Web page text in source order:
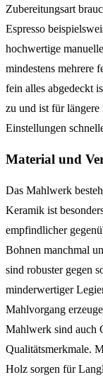
Zubereitungsart
Espresso
hochwertige
mindestens mehrere
fein alles abgedeckt
zu und ist für
Einstellungen
Material und
Das Mahlwerk
Keramik ist
empfindlicher
Bohnen manchmal
sind robuster gegen
minderwertiger
Mahlvorgang
Mahlwerk sind auch
Qualitätsmerkmale.
Holz sorgen für